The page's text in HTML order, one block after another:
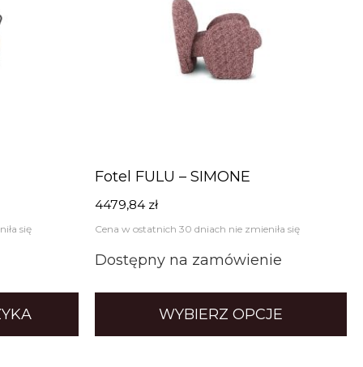
się
Fotel FULU – SIMONE
4479,84 zł
Cena w ostatnich 30 dniach nie zmieniła się
Dostępny na zamówienie
WYBIERZ OPCJE